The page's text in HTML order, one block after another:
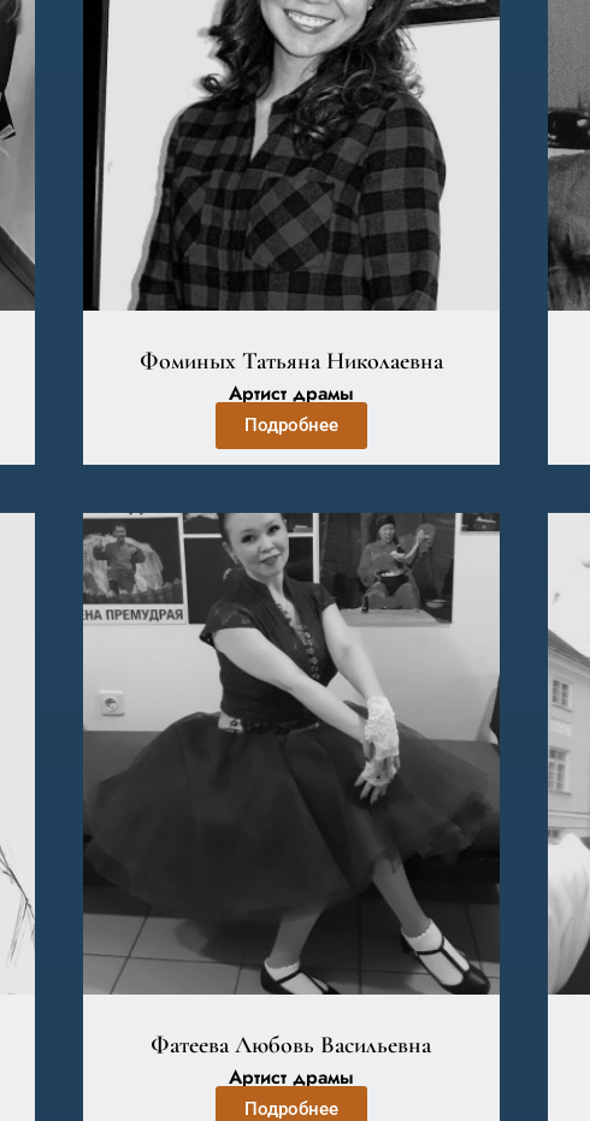
Фоминых Татьяна Николаевна
Артист драмы
Подробнее
Фатеева Любовь Васильевна
Артист драмы
Подробнее